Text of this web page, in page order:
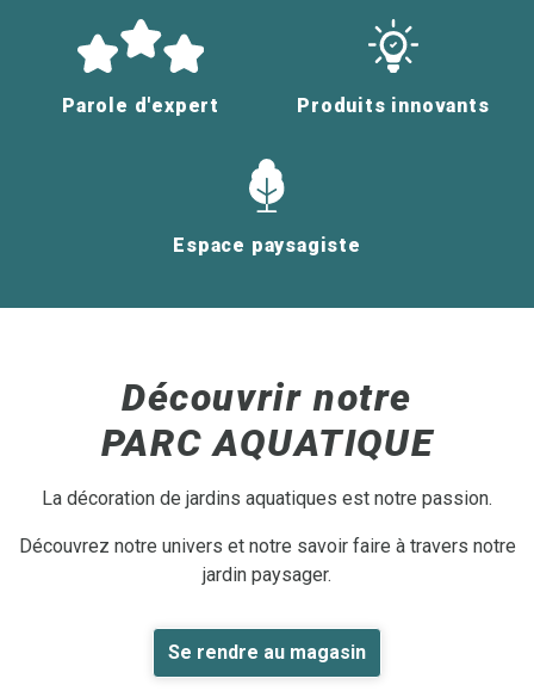
Parole d'expert Produits innovants
Espace paysagiste
Découvrir notre
PARC AQUATIQUE
La décoration de jardins aquatiques est notre passion.
Découvrez notre univers et notre savoir faire à travers notre
jardin paysager.
Se rendre au magasin